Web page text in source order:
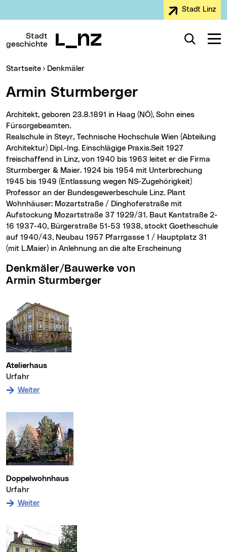
Stadt Linz
Stadt
geschichte
Suche
Sie sind hier:
Startseite Denkmäler
Armin Sturmberger
Architekt, geboren 23.8.1891 in Haag (NÖ), Sohn eines
Fürsorgebeamten.
Realschule in Steyr, Technische Hochschule Wien (Abteilung
Architektur) Dipl.-Ing. Einschlägige Praxis.Seit 1927
freischaffend in Linz, von 1940 bis 1963 leitet er die Firma
Sturmberger & Maier. 1924 bis 1954 mit Unterbrechung
1945 bis 1949 (Entlassung wegen NS-Zugehörigkeit)
Professor an der Bundesgewerbeschule Linz. Plant
Wohnhäuser: Mozartstraße / Dinghoferstraße mit
Aufstockung Mozartstraße 37 1929/31. Baut Kantstraße 2-
16 1937-40, Bürgerstraße 51-53 1938, stockt Goetheschule
auf 1940/43, Neubau 1957 Pfarrgasse 1 / Hauptplatz 31
(mit L.Maier) in Anlehnung an die alte Erscheinung
Denkmäler/Bauwerke von
Armin Sturmberger
Atelierhaus
Urfahr
Weiter: zum Denkmal Atelierhaus
Doppelwohnhaus
Urfahr
Weiter: zum Denkmal Doppelwohnhaus